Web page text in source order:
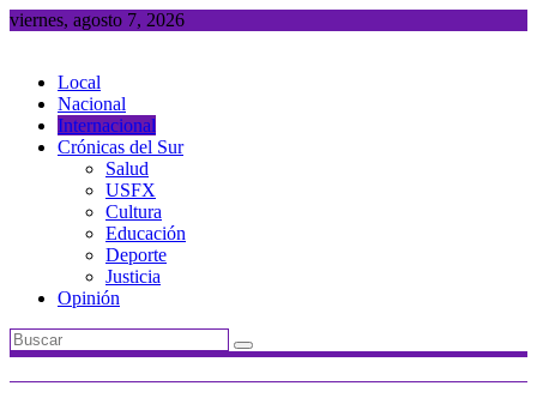
Saltar
viernes, agosto 7, 2026
Local
Nacional
Internacional
Crónicas del Sur
Salud
USFX
Cultura
Educación
Deporte
Justicia
Opinión